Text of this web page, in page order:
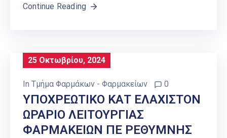
Continue Reading
25 Οκτωβρίου, 2024
In Τμήμα Φαρμάκων - Φαρμακείων 0
ΥΠΟΧΡΕΩΤΙΚΟ ΚΑΤ ΕΛΑΧΙΣΤΟΝ
ΩΡΑΡΙΟ ΛΕΙΤΟΥΡΓΙΑΣ
ΦΑΡΜΑΚΕΙΩΝ ΠΕ ΡΕΘΥΜΝΗΣ